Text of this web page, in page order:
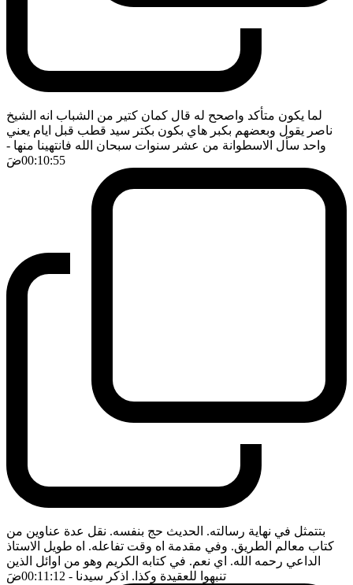
لما يكون متأكد واصحح له قال كمان كتير من الشباب انه الشيخ
ناصر يقول وبعضهم بكبر هاي بكون بكتر سيد قطب قبل ايام يعني
واحد سأل الاسطوانة من عشر سنوات سبحان الله فانتهينا منها -
00:10:55ضَ
بتتمثل في نهاية رسالته. الحديث حج بنفسه. نقل عدة عناوين من
كتاب معالم الطريق. وفي مقدمة اه وقت تفاعله. اه طويل الاستاذ
الداعي رحمه الله. اي نعم. في كتابه الكريم وهو من اوائل الذين
تنبهوا للعقيدة وكذا. اذكر سيدنا - 00:11:12 ضَ